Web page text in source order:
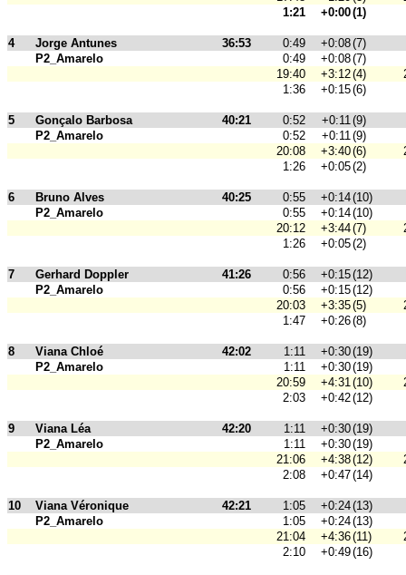
1:21
+0:00(1)
4 Jorge Antunes 36:53 0:49 +0:08(7)
P2_Amarelo
0:49 +0:08(7)
19:40
+3:12(4)
1:36
+0:15(6)
5 Gonçalo Barbosa 40:21 0:52 +0:11(9)
P2_Amarelo
0:52 +0:11(9)
20:08
+3:40(6)
1:26
+0:05(2)
6 Bruno Alves 40:25 0:55 +0:14(10)
P2_Amarelo
0:55 +0:14(10)
20:12
+3:44(7)
1:26
+0:05(2)
7 Gerhard Doppler 41:26 0:56 +0:15(12)
P2_Amarelo
0:56 +0:15(12)
20:03
+3:35(5)
1:47
+0:26(8)
8 Viana Chloé 42:02 1:11 +0:30(19)
P2_Amarelo
1:11 +0:30(19)
20:59
+4:31(10)
2:03
+0:42(12)
9 Viana Léa 42:20 1:11 +0:30(19)
P2_Amarelo
1:11 +0:30(19)
21:06
+4:38(12)
2:08
+0:47(14)
10 Viana Véronique 42:21 1:05 +0:24(13)
P2_Amarelo
1:05 +0:24(13)
21:04
+4:36(11)
2:10
+0:49(16)